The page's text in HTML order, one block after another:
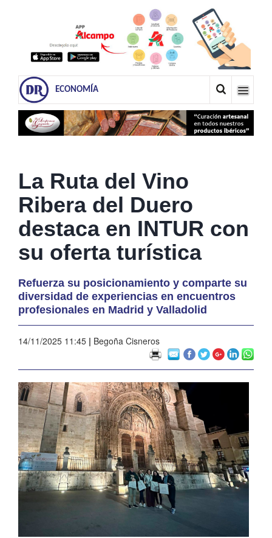
ECONOMÍA
La Ruta del Vino
Ribera del Duero
destaca en INTUR con
su oferta turística
Refuerza su posicionamiento y comparte su
diversidad de experiencias en encuentros
profesionales en Madrid y Valladolid
14/11/2025 11:45 | Begoña Cisneros